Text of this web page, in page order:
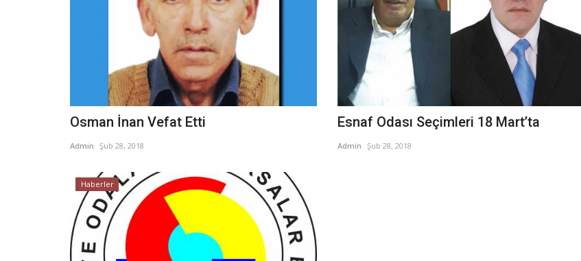
Osman İnan Vefat Etti
Admin Şub 28, 2018
Esnaf Odası Seçimleri 18 Mart’ta
Admin Şub 28, 2018
Haberler